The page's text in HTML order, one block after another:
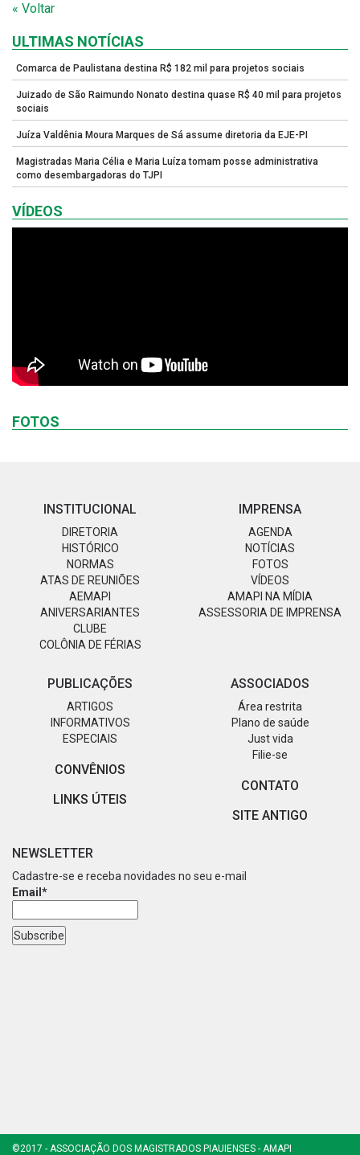
« Voltar
ULTIMAS NOTÍCIAS
Comarca de Paulistana destina R$ 182 mil para projetos sociais
Juizado de São Raimundo Nonato destina quase R$ 40 mil para projetos
sociais
Juíza Valdênia Moura Marques de Sá assume diretoria da EJE-PI
Magistradas Maria Célia e Maria Luíza tomam posse administrativa
como desembargadoras do TJPI
VÍDEOS
FOTOS
INSTITUCIONAL
DIRETORIA
HISTÓRICO
NORMAS
ATAS DE REUNIÕES
AEMAPI
ANIVERSARIANTES
CLUBE
COLÔNIA DE FÉRIAS
IMPRENSA
AGENDA
NOTÍCIAS
FOTOS
VÍDEOS
AMAPI NA MÍDIA
ASSESSORIA DE IMPRENSA
PUBLICAÇÕES
ARTIGOS
INFORMATIVOS
ESPECIAIS
CONVÊNIOS
LINKS ÚTEIS
ASSOCIADOS
Área restrita
Plano de saúde
Just vida
Filie-se
CONTATO
SITE ANTIGO
NEWSLETTER
Cadastre-se e receba novidades no seu e-mail
Email*
©2017 - ASSOCIAÇÃO DOS MAGISTRADOS PIAUIENSES - AMAPI